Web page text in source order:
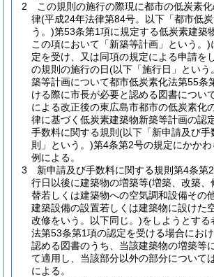
2
この規則の施行の際現に都市の低炭素
律(平成24年法律第84号。以下「都市低
う。)第53条第1項に規定する低炭素建築
この項において「新築等計画」という。)
定を受け、又は同項の規定による申請を
の規則の施行の日(以下「施行日」という
築等計画について都市低炭素化法第55条
ける際に市長が必要と認める図書につい
による改正後の東広島市都市の低炭素化
律に基づく低炭素建築物新築等計画の認
手数料に関する規則 (以下「新申請及び手
則」という。)第4条第2号の規定にかか
例による。
3
新申請及び手数料に関する規則第4条第
行日以後に建築物の増築等(増築、改築、
替若しくは建築物への空気調和設備その
建築設備の設置若しくは建築物に設けた
改修をいう。以下同じ。)をしようとす
法第53条第1項の認定を受ける場合にお
認める図書のうち、当該建築物の増築等
て適用し、当該部分以外の部分について
による。